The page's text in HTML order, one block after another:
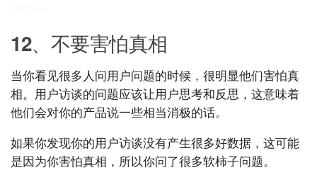
12、不要害怕真相
当你看见很多人问用户问题的时候，很明显他们害怕真
相。用户访谈的问题应该让用户思考和反思，这意味着
他们会对你的产品说一些相当消极的话。
如果你发现你的用户访谈没有产生很多好数据，这可能
是因为你害怕真相，所以你问了很多软柿子问题。